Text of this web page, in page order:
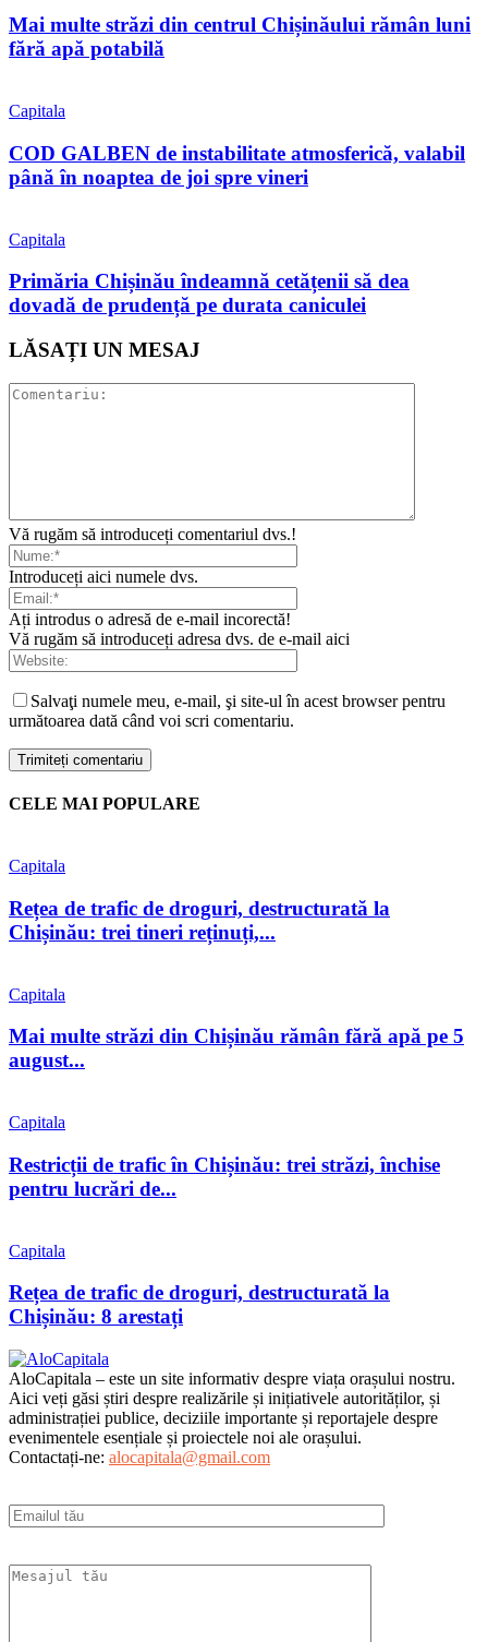
Mai multe străzi din centrul Chișinăului rămân luni
fără apă potabilă
Capitala
COD GALBEN de instabilitate atmosferică, valabil
până în noaptea de joi spre vineri
Capitala
Primăria Chișinău îndeamnă cetățenii să dea
dovadă de prudență pe durata caniculei
LĂSAȚI UN MESAJ
Vă rugăm să introduceți comentariul dvs.!
Introduceți aici numele dvs.
Ați introdus o adresă de e-mail incorectă!
Vă rugăm să introduceți adresa dvs. de e-mail aici
Salvaţi numele meu, e-mail, şi site-ul în acest browser pentru
următoarea dată când voi scri comentariu.
CELE MAI POPULARE
Capitala
Rețea de trafic de droguri, destructurată la
Chișinău: trei tineri reținuți,...
Capitala
Mai multe străzi din Chișinău rămân fără apă pe 5
august...
Capitala
Restricții de trafic în Chișinău: trei străzi, închise
pentru lucrări de...
Capitala
Rețea de trafic de droguri, destructurată la
Chișinău: 8 arestați
AloCapitala – este un site informativ despre viața orașului nostru.
Aici veți găsi știri despre realizările și inițiativele autorităților, și
administrației publice, deciziile importante și reportajele despre
evenimentele esențiale și proiectele noi ale orașului.
Contactați-ne: alocapitala@gmail.com